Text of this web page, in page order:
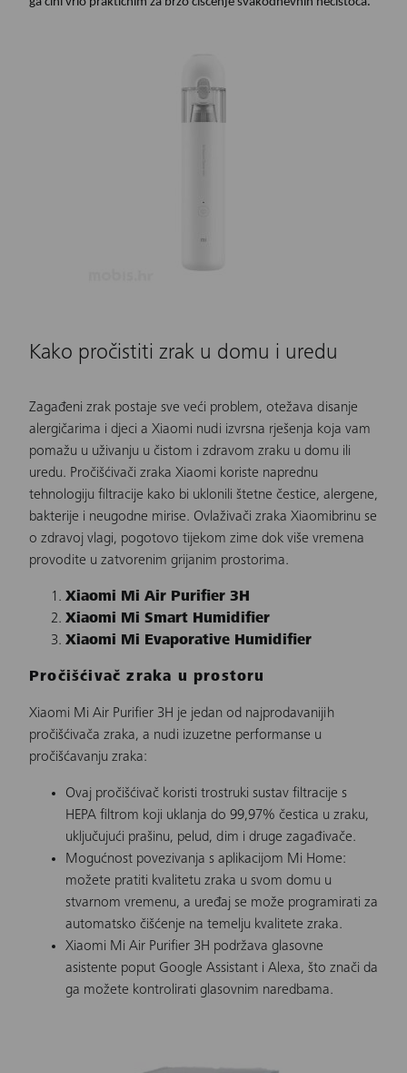
Kako pročistiti zrak u domu i uredu
Zagađeni zrak postaje sve veći problem, otežava disanje
alergičarima i djeci a Xiaomi nudi izvrsna rješenja koja vam
pomažu u uživanju u čistom i zdravom zraku u domu ili
uredu. Pročišćivači zraka Xiaomi koriste naprednu
tehnologiju filtracije kako bi uklonili štetne čestice, alergene,
bakterije i neugodne mirise. Ovlaživači zraka Xiaomibrinu se
o zdravoj vlagi, pogotovo tijekom zime dok više vremena
provodite u zatvorenim grijanim prostorima.
Xiaomi Mi Air Purifier 3H
Xiaomi Mi Smart Humidifier
Xiaomi Mi Evaporative Humidifier
Pročišćivač zraka u prostoru
Xiaomi Mi Air Purifier 3H je jedan od najprodavanijih
pročišćivača zraka, a nudi izuzetne performanse u
pročišćavanju zraka:
Ovaj pročišćivač koristi trostruki sustav filtracije s
HEPA filtrom koji uklanja do 99,97% čestica u zraku,
uključujući prašinu, pelud, dim i druge zagađivače.
Mogućnost povezivanja s aplikacijom Mi Home:
možete pratiti kvalitetu zraka u svom domu u
stvarnom vremenu, a uređaj se može programirati za
automatsko čišćenje na temelju kvalitete zraka.
Xiaomi Mi Air Purifier 3H podržava glasovne
asistente poput Google Assistant i Alexa, što znači da
ga možete kontrolirati glasovnim naredbama.